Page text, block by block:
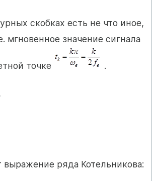
скобках есть не что иное,
мгновенное значение сигнала
точке .
выражение ряда Котельникова: